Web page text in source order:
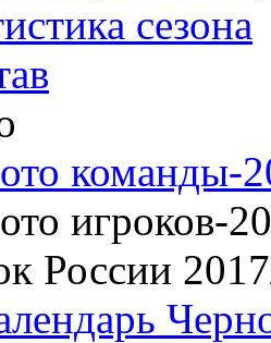
сезона
команды-
игроков-
России